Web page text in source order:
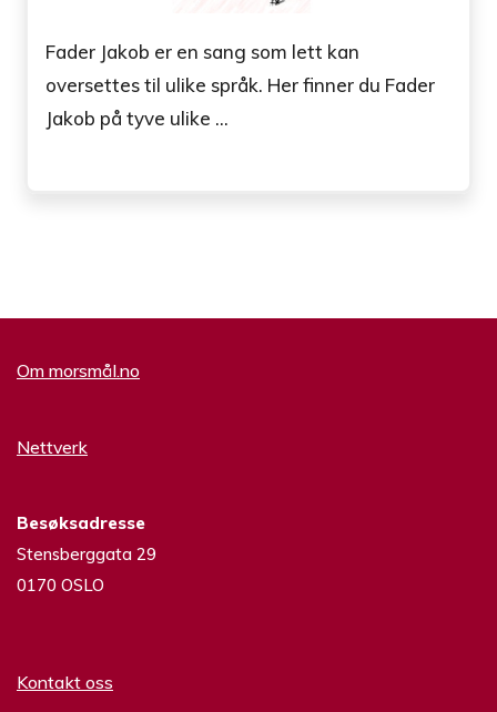
Fader Jakob er en sang som lett kan
oversettes til ulike språk. Her finner du Fader
Jakob på tyve ulike ...
Om morsmål.no
Nettverk
Besøksadresse
Stensberggata 29
0170 OSLO
Kontakt oss